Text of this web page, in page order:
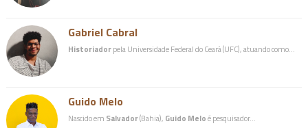
Gabriel Cabral
Historiadorpela Universidade Federal do Ceará (UFC), atuando como…
Guido Melo
Nascido em Salvador(Bahia), Guido Meloé pesquisador…